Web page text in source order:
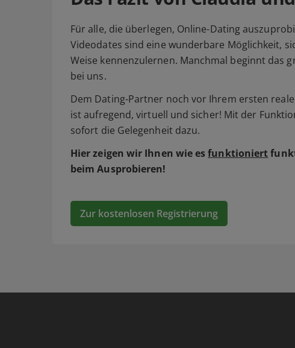
Für alle, die überlegen, Online-Dating
Videodates sind eine wunderbare Möglichkeit,
Weise kennenzulernen. Manchmal beginnt das
bei uns.
Dem Dating-Partner noch vor Ihrem ersten
ist aufregend, virtuell und sicher! Mit der
sofort die Gelegenheit dazu.
Hier zeigen wir Ihnen wie esfunktioniert
beim Ausprobieren!
Zur kostenlosen Registrierung